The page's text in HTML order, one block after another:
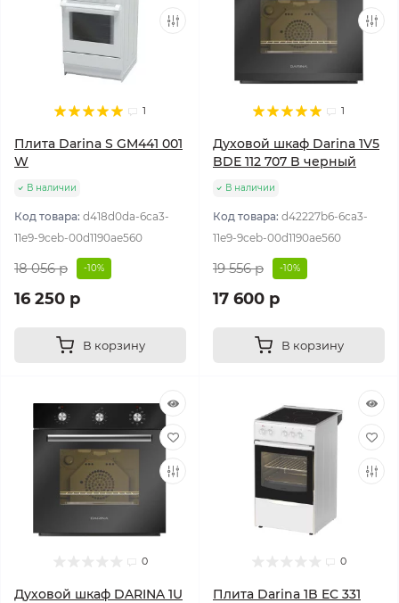
1
Плита Darina S GM441 001
W
В наличии
Код товара: d418d0da-6ca3-
11e9-9ceb-00d1190ae560
18 056 р -10%
16 250 р
В корзину
1
Духовой шкаф Darina 1V5
BDE 112 707 B черный
В наличии
Код товара: d42227b6-6ca3-
11e9-9ceb-00d1190ae560
19 556 р -10%
17 600 р
В корзину
0
Духовой шкаф DARINA 1U
0
Плита Darina 1B EC 331